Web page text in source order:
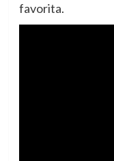
favorita.